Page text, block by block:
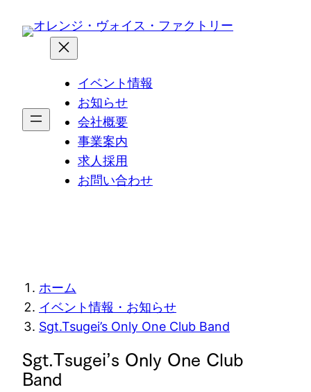
イベント情報
お知らせ
会社概要
事業案内
求人採用
お問い合わせ
現
在
位
置
ホーム
イベント情報・お知らせ
Sgt.Tsugei’s Only One Club Band
Sgt.Tsugei’s Only One Club
Band